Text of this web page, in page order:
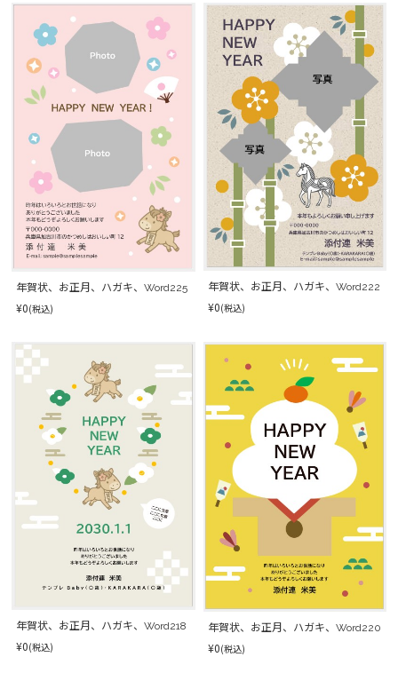
年賀状、お正月、ハガキ、Word225
¥0(税込)
年賀状、お正月、ハガキ、Word222
¥0(税込)
年賀状、お正月、ハガキ、Word218
¥0(税込)
年賀状、お正月、ハガキ、Word220
¥0(税込)